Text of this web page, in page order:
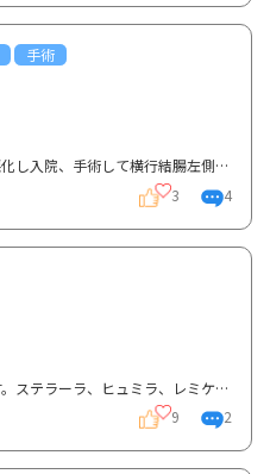
手術
2023年6月にクローン病の症状が悪化し入院、手術して横行結腸左側から下行結腸まで約30〜４０センチ切除...
3 4
先生に質問です。狭窄についてです。ステラーラ、ヒュミラ、レミケードを経て一年ぐらい前からリンヴォ...
9 2